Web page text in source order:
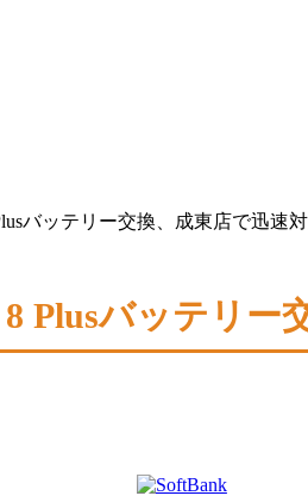
バッテリー交換、成東店で迅速
8 Plusバッテリ